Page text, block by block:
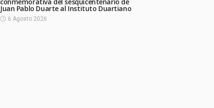
Juan Pablo Duarte al Instituto Duartiano
6 Agosto 2026